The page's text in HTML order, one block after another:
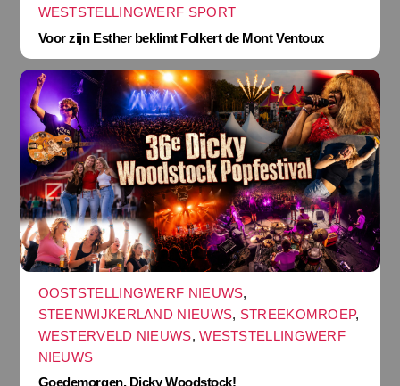
WESTSTELLINGWERF SPORT
Voor zijn Esther beklimt Folkert de Mont Ventoux
OOSTSTELLINGWERF NIEUWS,
STEENWIJKERLAND NIEUWS, STREEKOMROEP,
WESTERVELD NIEUWS,WESTSTELLINGWERF
NIEUWS
Goedemorgen, Dicky Woodstock!